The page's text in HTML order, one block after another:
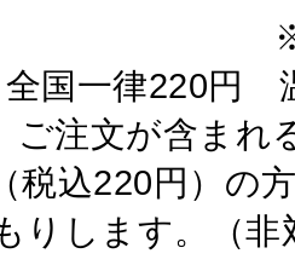
国一律220円
ご注文が含ま
税込220円）の
りします。（非